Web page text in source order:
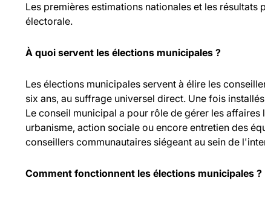
Les premières estimations nationales et les
électorale.
À quoi servent les élections municipales ?
Les élections municipales servent à élire les
six ans, au suffrage universel direct. Une fois
Le conseil municipal a pour rôle de gérer les
urbanisme, action sociale ou encore entretien des
conseillers communautaires siégeant au sein de
Comment fonctionnent les élections municipales ?